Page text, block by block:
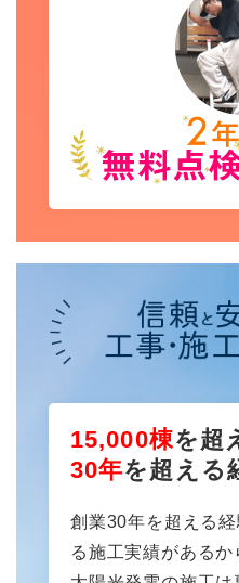
15,000棟を超
30年を超える
創業30年を超える
る施工実績があるか